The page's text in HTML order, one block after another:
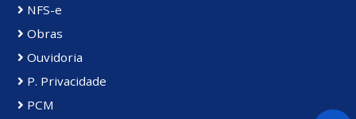
NFS-e
Obras
Ouvidoria
P. Privacidade
PCM